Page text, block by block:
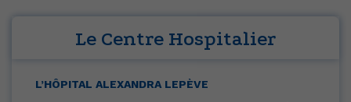
Le Centre Hospitalier
L’HÔPITAL ALEXANDRA LEPÈVE